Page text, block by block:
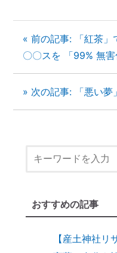
« 前の記事: 「紅茶」
〇〇スを 「99% 無
» 次の記事: 「悪い夢
おすすめの記事
状況を好転さ
縁結びに効果
縁結びの土台
【産土神社リ